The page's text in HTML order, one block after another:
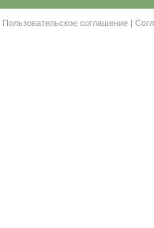
Пользовательское соглашение |